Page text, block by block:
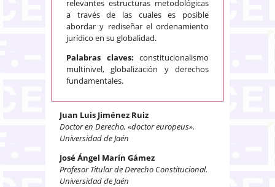
relevantes estructuras metodológicas
a través de las cuales es posible
abordar y rediseñar el ordenamiento
jurídico en su globalidad.
Palabras claves: constitucionalismo
multinivel, globalización y derechos
fundamentales.
Juan Luis Jiménez Ruiz
Doctor en Derecho, «doctor europeus».
Universidad de Jaén
José Ángel Marín Gámez
Profesor Titular de Derecho Constitucional.
Universidad de Jaén